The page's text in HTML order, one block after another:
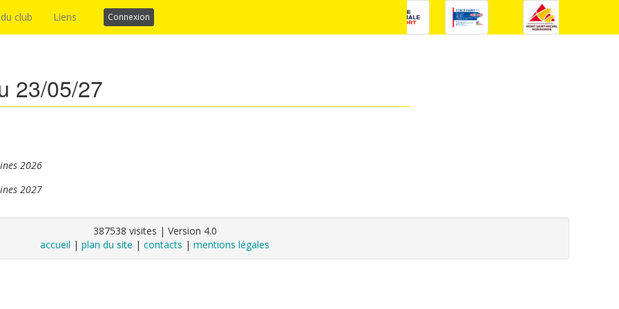
club Liens Connexion
23/05/27
2026
2027
387538 visites | Version 4.0
accueil | plan du site | contacts | mentions légales